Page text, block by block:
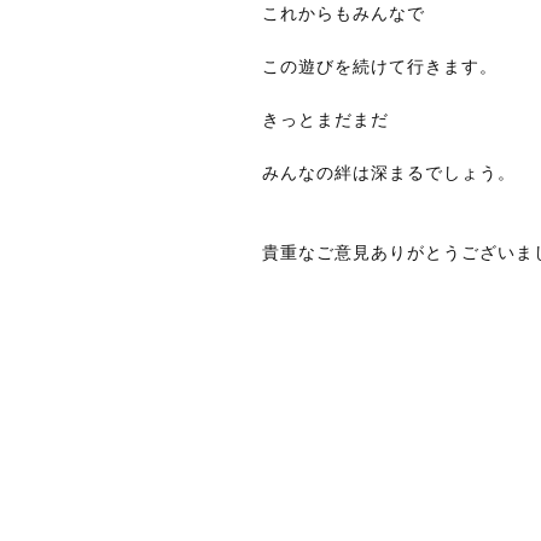
これからもみんなで
この遊びを続けて行きます。
きっとまだまだ
みんなの絆は深まるでしょう。
貴重なご意見ありがとうございま